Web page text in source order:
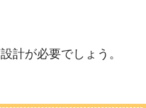
計が必要でしょう。